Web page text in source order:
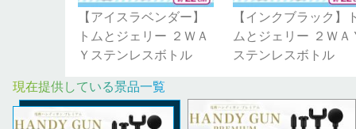
【アイスラベンダー】
トムとジェリー ２ＷＡ
Ｙステンレスボトル
【インクブラック】
ムとジェリー ２ＷＡ
ステンレスボトル
現在提供している景品一覧